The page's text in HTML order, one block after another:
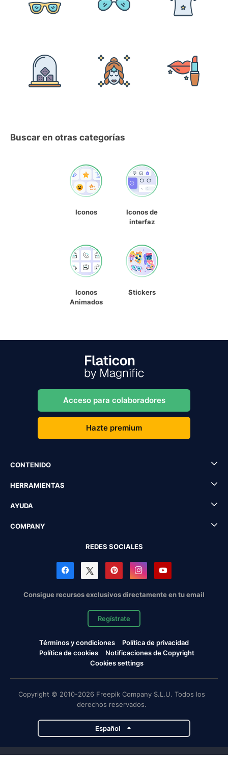
Buscar en otras categorías
Iconos
Iconos de
interfaz
Iconos
Animados
Stickers
Acceso para colaboradores
Hazte premium
CONTENIDO
HERRAMIENTAS
AYUDA
COMPANY
REDES SOCIALES
Consigue recursos exclusivos directamente en tu email
Regístrate
Términos y condiciones
Política de privacidad
Política de cookies
Notificaciones de Copyright
Cookies settings
Copyright © 2010-2026 Freepik Company S.L.U. Todos los
derechos reservados.
Español